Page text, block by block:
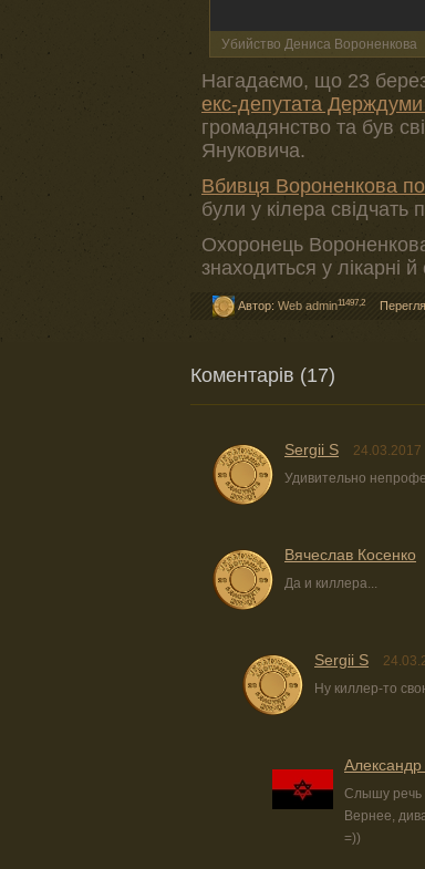
Убийство Дениса Вороненкова
Нагадаємо, що 23
екс-депутата
громадянство та був
Януковича.
Вбивця Вороненкова
були у кілера свідчать
Охоронець
знаходиться у лікарні
Автор: Web admin11497,2
Коментарів (17)
Sergii S 24.03.2017
Удивительно
Вячеслав Косенко
Да и киллера...
Sergii S
Ну киллер-то
Александр
Слышу речь
Вернее,
=))